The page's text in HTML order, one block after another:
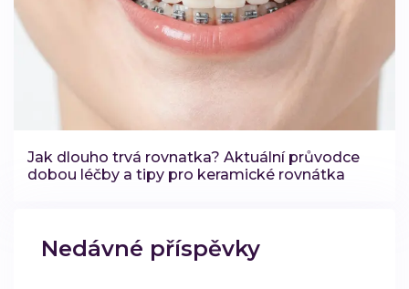
Jak dlouho trvá rovnatka? Aktuální průvodce
dobou léčby a tipy pro keramické rovnátka
Nedávné příspěvky